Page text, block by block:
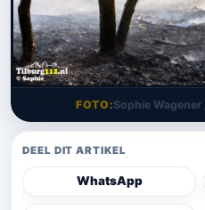
FOTO Sophie
DEEL DIT ARTIKEL
WhatsApp